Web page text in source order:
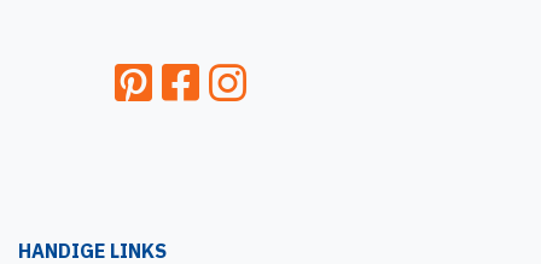
HANDIGE LINKS